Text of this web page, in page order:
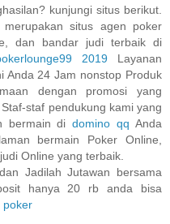
kunjungi situs berikut.
merupakan situs agen poker
dan bandar judi terbaik di
2019Layanan
Anda 24 Jam nonstop Produk
dengan promosi yang
staf pendukung kami yang
bermain didomino qq Anda
bermain Poker Online,
Online yang terbaik.
Jadilah Jutawan bersama
hanya 20 rb anda bisa
poker